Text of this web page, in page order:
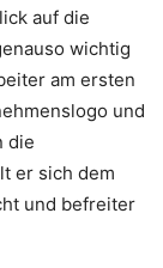
auf die
wichtig
am ersten
und
die
er sich dem
und befreiter